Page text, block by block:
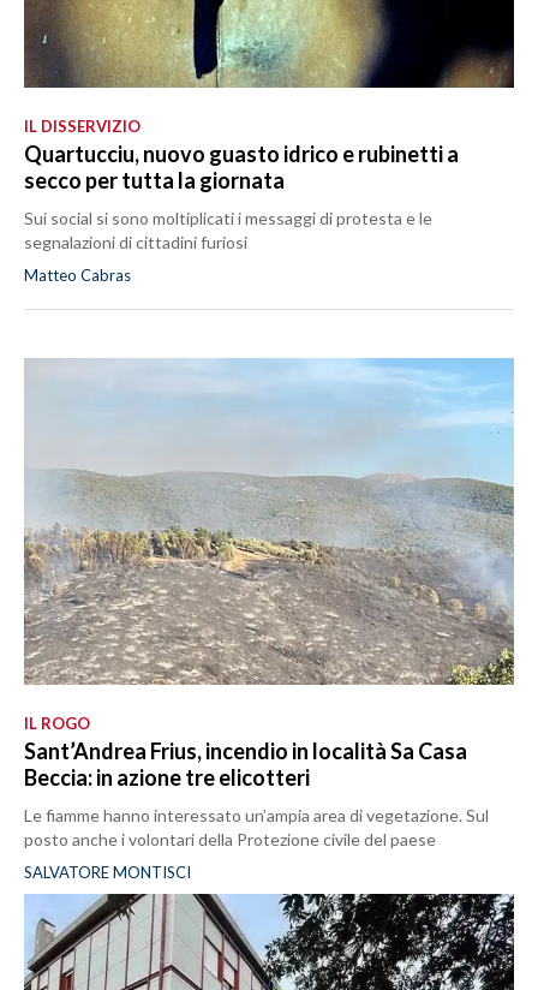
IL DISSERVIZIO
Quartucciu, nuovo guasto idrico e rubinetti a
secco per tutta la giornata
Sui social si sono moltiplicati i messaggi di protesta e le
segnalazioni di cittadini furiosi
Matteo Cabras
IL ROGO
Sant’Andrea Frius, incendio in località Sa Casa
Beccia: in azione tre elicotteri
Le fiamme hanno interessato un’ampia area di vegetazione. Sul
posto anche i volontari della Protezione civile del paese
SALVATORE MONTISCI